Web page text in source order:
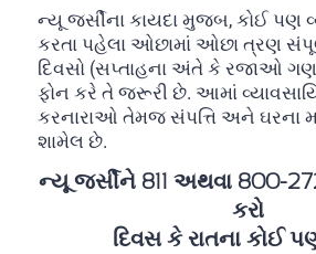
ન્યૂ જર્સીના કાયદા મુજબ, કોઈ પણ
કરતા પહેલા ઓછામાં ઓછા ત્રણ
દિવસો (સપ્તાહના અંતે કે રજાઓ
ફોન કરે તે જરૂરી છે. આમાં
કરનારાઓ તેમજ સંપત્તિ અને ઘરના
શામેલ છે.
ન્યૂ જર્સીને 811 અથવા 800-
કરો
દિવસ કે રાતના કોઈ